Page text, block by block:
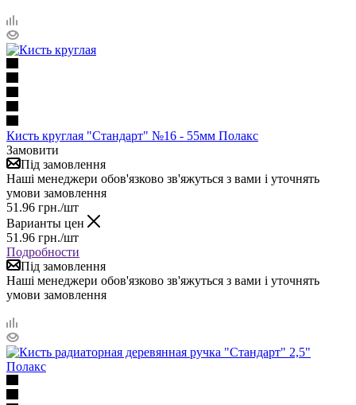
Кисть круглая "Стандарт" №16 - 55мм Полакс
Замовити
Під замовлення
Наші менеджери обов'язково зв'яжуться з вами і уточнять
умови замовлення
51.96 грн./шт
Варианты цен
51.96 грн./шт
Подробности
Під замовлення
Наші менеджери обов'язково зв'яжуться з вами і уточнять
умови замовлення